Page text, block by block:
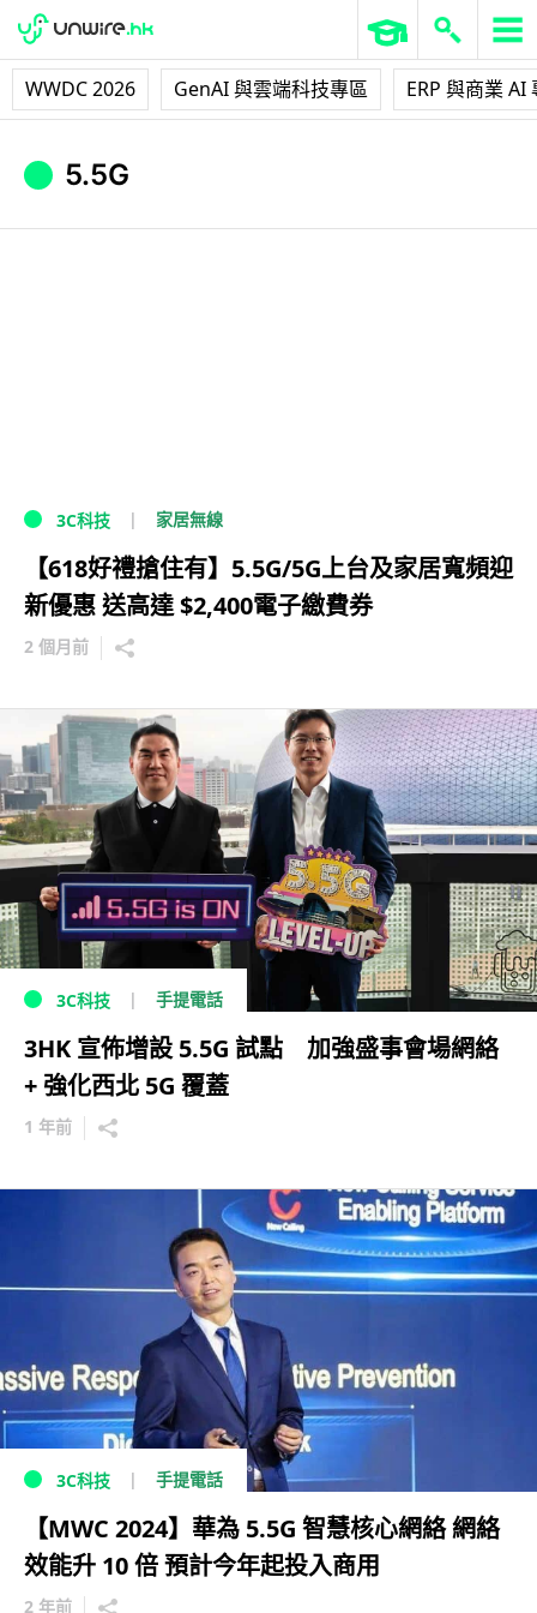
WWDC 2026 GenAI 與雲端科技專區 ERP 與商業 AI
5.5G
3C科技 家居無線
【618好禮搶住有】5.5G/5G上台及家居寬頻迎
新優惠 送高達 $2,400電子繳費券
2 個月前
3C科技 手提電話
3HK 宣佈增設 5.5G 試點 加強盛事會場網絡
+ 強化西北 5G 覆蓋
1 年前
3C科技 手提電話
【MWC 2024】華為 5.5G 智慧核心網絡 網絡
效能升 10 倍 預計今年起投入商用
2 年前